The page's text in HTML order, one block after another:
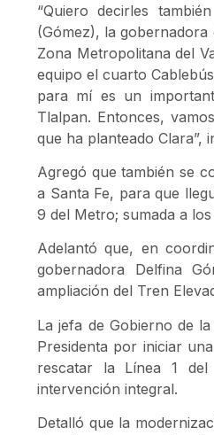
“Quiero decirles
(Gómez), la
Zona Metropolitana del
equipo el cuarto
para mí es un
Tlalpan. Entonces,
que ha planteado Clara”,
Agregó que también se
a Santa Fe, para que
9 del Metro; sumada a
Adelantó que, en
gobernadora Delfina
ampliación del Tren
La jefa de Gobierno de
Presidenta por iniciar
rescatar la Línea 1
intervención integral.
Detalló que la